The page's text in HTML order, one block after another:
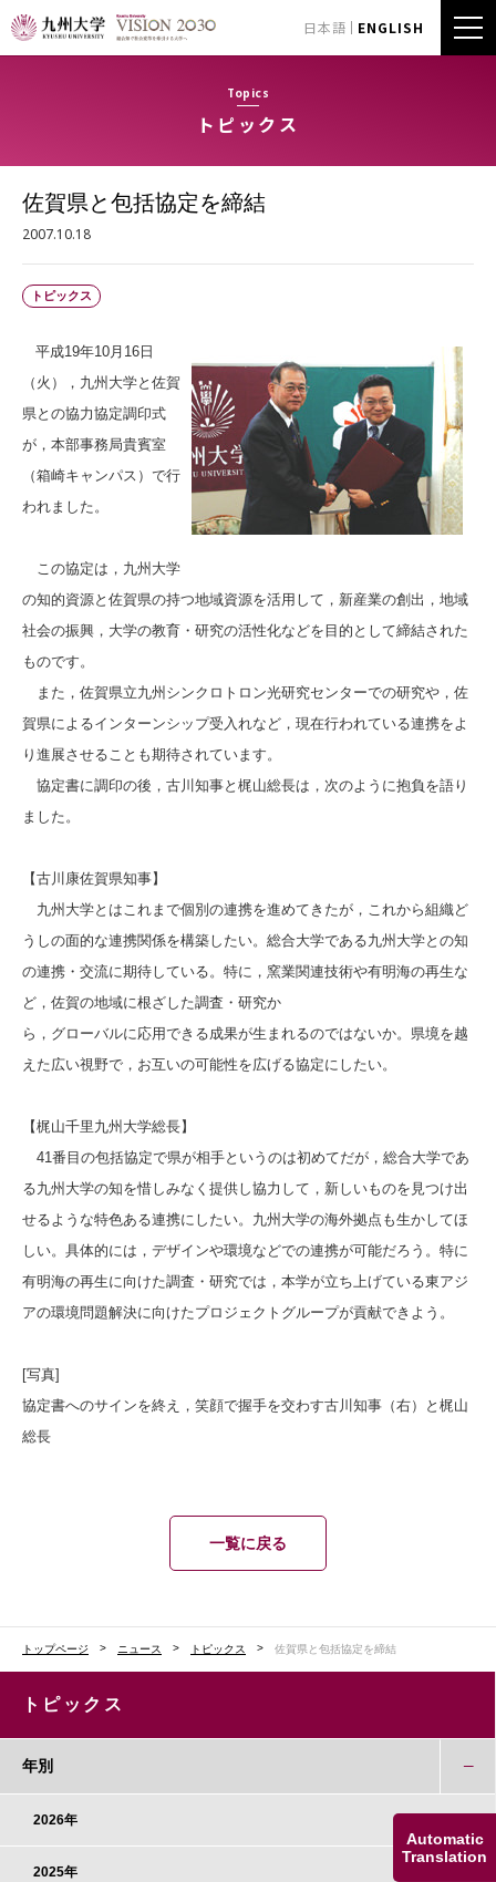
Automatic
Translation
日本語 ENGLISH
Topics
トピックス
佐賀県と包括協定を締結
2007.10.18
トピックス
平成19年10月16日
（火），九州大学と佐賀
県との協力協定調印式
が，本部事務局貴賓室
（箱崎キャンパス）で行
われました。
この協定は，九州大学
の知的資源と佐賀県の持つ地域資源を活用して，新産業の創出，地域
社会の振興，大学の教育・研究の活性化などを目的として締結された
ものです。
また，佐賀県立九州シンクロトロン光研究センターでの研究や，佐
賀県によるインターンシップ受入れなど，現在行われている連携をよ
り進展させることも期待されています。
協定書に調印の後，古川知事と梶山総長は，次のように抱負を語り
ました。
【古川康佐賀県知事】
九州大学とはこれまで個別の連携を進めてきたが，これから組織ど
うしの面的な連携関係を構築したい。総合大学である九州大学との知
の連携・交流に期待している。特に，窯業関連技術や有明海の再生な
ど，佐賀の地域に根ざした調査・研究か
ら，グローバルに応用できる成果が生まれるのではないか。県境を越
えた広い視野で，お互いの可能性を広げる協定にしたい。
【梶山千里九州大学総長】
41番目の包括協定で県が相手というのは初めてだが，総合大学であ
る九州大学の知を惜しみなく提供し協力して，新しいものを見つけ出
せるような特色ある連携にしたい。九州大学の海外拠点も生かしてほ
しい。具体的には，デザインや環境などでの連携が可能だろう。特に
有明海の再生に向けた調査・研究では，本学が立ち上げている東アジ
アの環境問題解決に向けたプロジェクトグループが貢献できよう。
[写真]
協定書へのサインを終え，笑顔で握手を交わす古川知事（右）と梶山
総長
一覧に戻る
トップページ ニュース トピックス 佐賀県と包括協定を締結
トピックス
年別
2026年
2025年